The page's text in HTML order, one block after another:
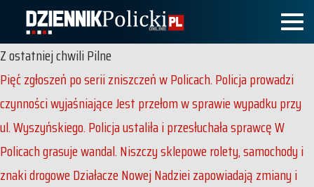
Z ostatniej chwiliPilne
Pięć zgłoszeń po serii zniszczeń w Policach. Policja prowadzi
czynności wyjaśniająceJest przełom w sprawie wypadku przy
ul. Wyszyńskiego. Policja ustaliła i przesłuchała sprawcęW
Policach grasuje wandal. Niszczy sklepowe rolety, samochody i
znaki drogoweDziałacze Nowej Nadziei zapowiadają zmiany i